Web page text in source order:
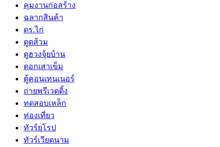
คุมงานก่อสร้าง
ฉลากสินค้า
ดร.ไก่
ดูดส้วม
ดูฮวงจุ้ยบ้าน
ตอกเสาเข็ม
ตู้คอนเทนเนอร์
ถ่ายพรีเวดดิ้ง
ทดสอบเหล็ก
ท่องเที่ยว
ทัวร์ยุโรป
ทัวร์เวียดนาม